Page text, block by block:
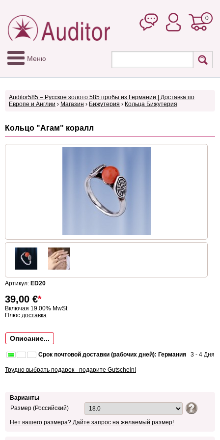
0
Меню
Auditor585 – Русское золото 585 пробы из Германии | Доставка по
Европе и Англии › Магазин › Бижутерия › Кольца Бижутерия
Кольцо "Агам" коралл
Артикул: ED20
39,00 €*
Включая 19.00% MwSt
Плюс доставка
Описание...
Срок почтовой доставки (рабочих дней): Германия 3 - 4 Дня
Трудно выбрать подарок - подарите Gutschein!
Варианты
Размер (Российский)
Нет вашего размера? Дайте запрос на желаемый размер!